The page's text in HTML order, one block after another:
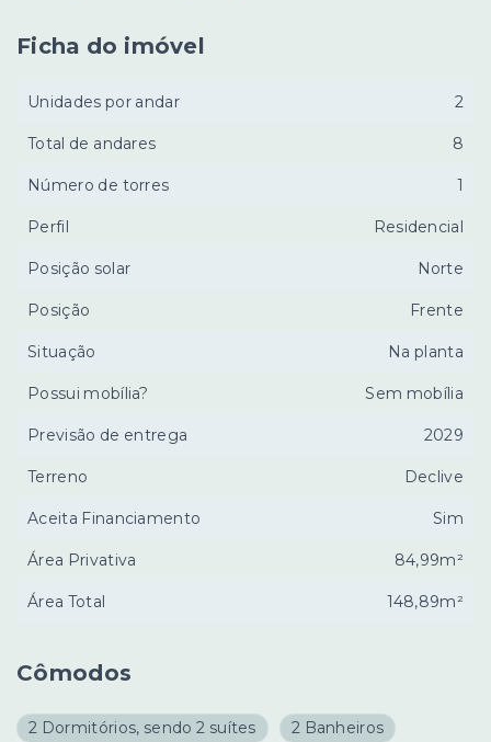
Cômodos
2 Dormitórios, sendo 2 suítes 2 Banheiros
Ficha do imóvel
Unidades por andar 2
Total de andares 8
Número de torres 1
Perfil Residencial
Posição solar Norte
Posição Frente
Situação Na planta
Possui mobília? Sem mobília
Previsão de entrega 2029
Terreno Declive
Aceita Financiamento Sim
Área Privativa 84,99m²
Área Total 148,89m²